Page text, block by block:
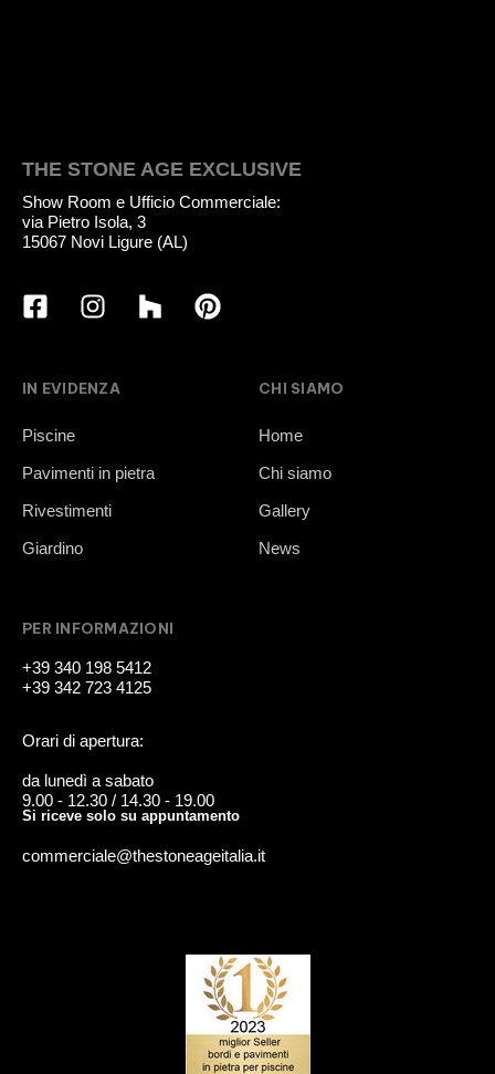
THE STONE AGE EXCLUSIVE
Show Room e Ufficio Commerciale:
via Pietro Isola, 3
15067 Novi Ligure (AL)
IN EVIDENZA
Piscine
Pavimenti in pietra
Rivestimenti
Giardino
CHI SIAMO
Home
Chi siamo
Gallery
News
PER INFORMAZIONI
+39 340 198 5412
+39 342 723 4125
Orari di apertura:
da lunedì a sabato
9.00 - 12.30 / 14.30 - 19.00
Si riceve solo su appuntamento
commerciale@thestoneageitalia.it